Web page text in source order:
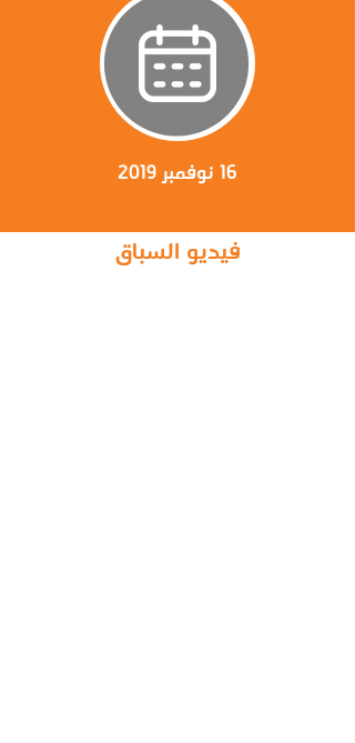
16 نوفمبر 2019
فيديو السباق